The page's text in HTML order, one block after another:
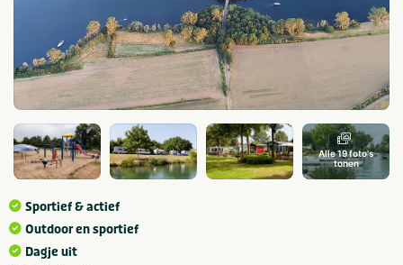
Alle 19 foto's
tonen
Sportief & actief
Outdoor en sportief
Dagje uit